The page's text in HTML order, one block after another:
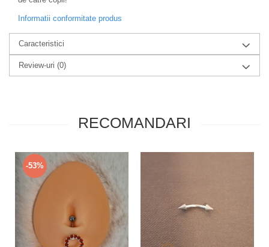
Informatii conformitate produs
Caracteristici
Review-uri (0)
RECOMANDARI
-53%